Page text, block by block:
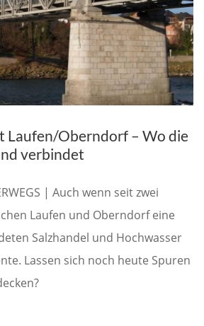
Laufen/Oberndorf – Wo die
verbindet
| Auch wenn seit zwei
Laufen und Oberndorf eine
Salzhandel und Hochwasser
Lassen sich noch heute Spuren